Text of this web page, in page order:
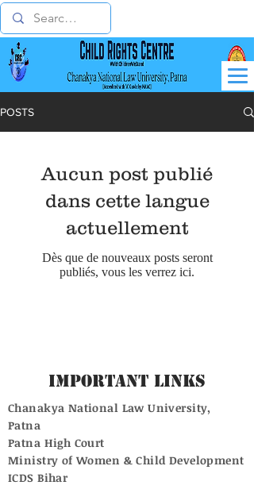
POSTS
Aucun post publié
dans cette langue
actuellement
Dès que de nouveaux posts seront
publiés, vous les verrez ici.
Important Links
Chanakya National Law University,
Patna
Patna High Court
Ministry of Women & Child Development
ICDS Bihar